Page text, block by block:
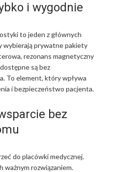
i wygodnie
to jeden z głównych
wybierają prywatne pakiety
rezonans magnetyczny
są bez
To element, który wpływa
i bezpieczeństwo pacjenta.
bez
do placówki medycznej.
ważnym rozwiązaniem.